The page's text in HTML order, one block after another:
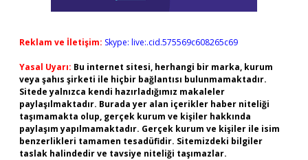
Reklam ve İletişim: Skype: live:.cid.575569c608265c69
Yasal Uyarı: Bu internet sitesi, herhangi bir marka, kurum
veya şahıs şirketi ile hiçbir bağlantısı bulunmamaktadır.
Sitede yalnızca kendi hazırladığımız makaleler
paylaşılmaktadır. Burada yer alan içerikler haber niteliği
taşımamakta olup, gerçek kurum ve kişiler hakkında
paylaşım yapılmamaktadır. Gerçek kurum ve kişiler ile isim
benzerlikleri tamamen tesadüfidir. Sitemizdeki bilgiler
taslak halindedir ve tavsiye niteliği taşımazlar.